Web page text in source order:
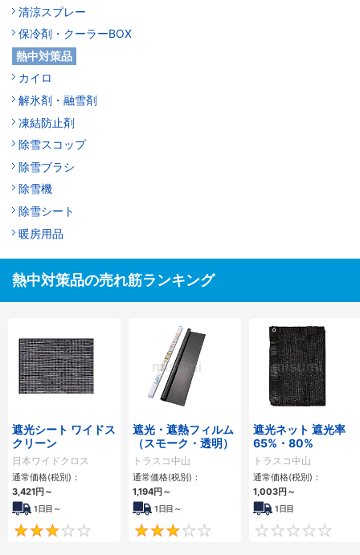
清涼スプレー
保冷剤・クーラーBOX
熱中対策品
カイロ
解氷剤・融雪剤
凍結防止剤
除雪スコップ
除雪ブラシ
除雪機
除雪シート
暖房用品
熱中対策品の売れ筋ランキング
遮光シート ワイドス
クリーン
日本ワイドクロス
通常価格(税別)：
3,421円 ～
1日目～
3
遮光・遮熱フィルム
（スモーク・透明）
トラスコ中山
通常価格(税別)：
1,194円 ～
1日目～
3
遮光ネット 遮光率
65%・80%
トラスコ中山
通常価格(税別)：
1,003円 ～
1日目